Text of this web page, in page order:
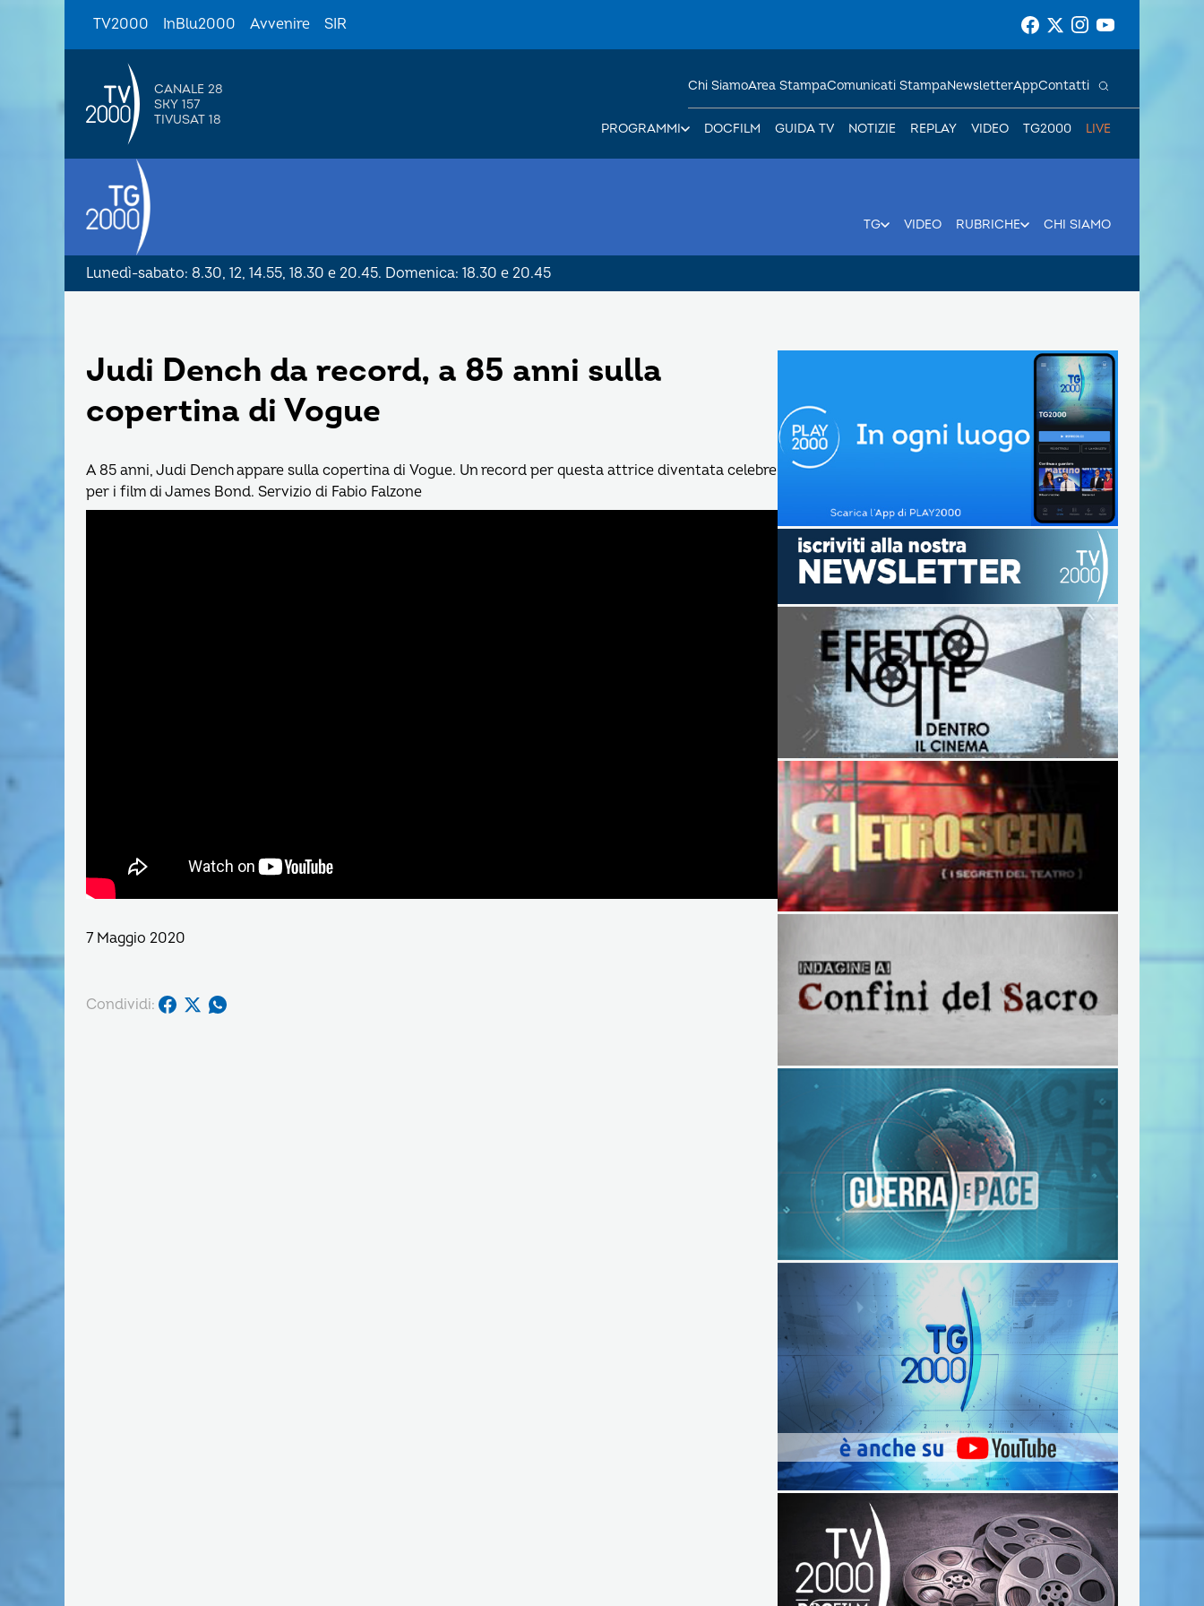
TV2000 InBlu2000 Avvenire SIR
CANALE 28
SKY 157
TIVUSAT 18
PROGRAMMI DOCFILM GUIDA TV NOTIZIE REPLAY VIDEO TG2000 LIVE
Chi SiamoArea StampaComunicati StampaNewsletterAppContatti
TG VIDEO RUBRICHE CHI SIAMO
Lunedì-sabato: 8.30, 12, 14.55, 18.30 e 20.45. Domenica: 18.30 e 20.45
Judi Dench da record, a 85 anni sulla
copertina di Vogue
A 85 anni, Judi Dench appare sulla copertina di Vogue. Un record per questa attrice diventata celebre
per i film di James Bond. Servizio di Fabio Falzone
7 Maggio 2020
Condividi: